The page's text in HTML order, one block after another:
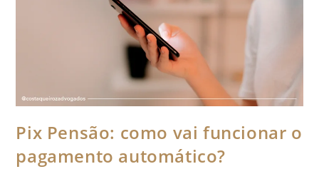
Pix Pensão: como vai funcionar o
pagamento automático?